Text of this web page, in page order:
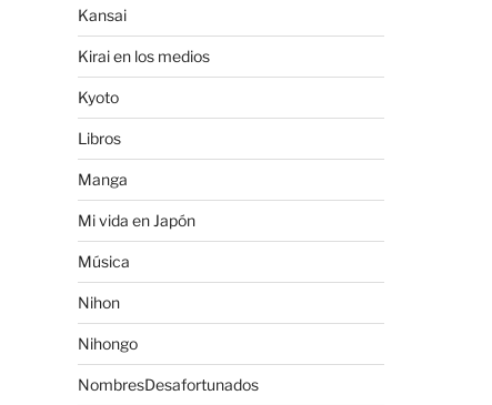
Kansai
Kirai en los medios
Kyoto
Libros
Manga
Mi vida en Japón
Música
Nihon
Nihongo
NombresDesafortunados